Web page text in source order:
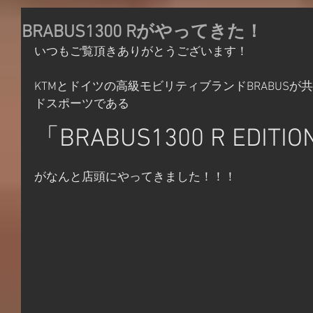
BRABUS1300 Rがやってきた！
いつもご覧頂きありがとうございます！
KTMとドイツの高級モビリティブランドBRABUSが
ドスポーツである
「BRABUS1300 R
がなんと店頭にやってきました！！！